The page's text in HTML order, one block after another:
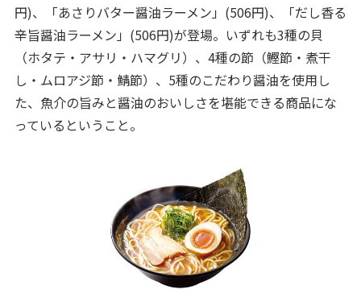
円)、「あさりバター醤油ラーメン」(506円)、「だし香る
辛旨醤油ラーメン」(506円)が登場。いずれも3種の貝
（ホタテ・アサリ・ハマグリ）、4種の節（鰹節・煮干
し・ムロアジ節・鯖節）、5種のこだわり醤油を使用し
た、魚介の旨みと醤油のおいしさを堪能できる商品にな
っているということ。